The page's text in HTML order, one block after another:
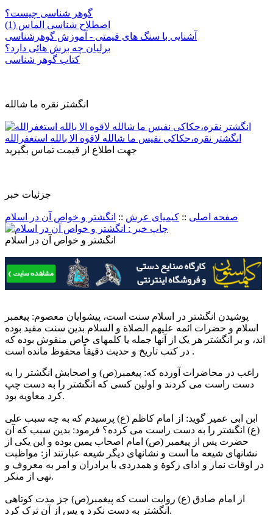
گوهر شناسی چیست؟
اصطلاح شناسی الماس (1)
آشنایی با سنگ های قیمتی - آموزش گوهرشناسی
برلیان چه برش هائی دارد؟
کتاب گوهر شناسی
انگشتر نقره ما شالله
انگشتر نقره،حکاکی نفیس ما شالله لاقوه الا بالله استغفرالله
جهت اطلاع از قیمت تماس بگیرید
جزئيات خبر
صفحه اصلی :: کیمیای عرش :: انگشتر و خواص آن در اسلام
انگشتر و خواص آن در اسلام
پوشیدن انگشتر در اسلام سنت است، پیشوایان معصوم: پیغمبر
اسلام و حضرات ائمه علیهم الصلاة و السلام بدین سنت مقید بوده
اند، و بر انگشتر هر یک از آنها جمله یا کلمهاى خاص منقوش بوده که
در کتب تاریخ و حدیث دقیقاً محفوظ مانده است .
راغب در محاضرات آورده که: پیغمبر(ص) و اصحابش انگشتر را به
دست راست مى کردند و اولین کسى که انگشتر را به دست چپ
کرد معاویه بود.
ابن ابى عمیر گوید: از امام کاظم (ع) پرسیدم که به چه سبب على
(ع) انگشتر را به دست راست مى کرده؟ فرمود: بدین سبب که آن
حضرت پس از پیغمبر (ص) امام اصحاب یمین بوده و این یکى از
نشانهاى شیعه ما است و نشانهاى دیگر شیعه عبارتند از: مواظبت
در اوقات نماز و اداى زکوة و همدردى با برادران و امر به معروف و
نهى از منکر.
از امام صادق (ع) روایت است که پیغمبر(ص) جز مدت کوتاهى
انگشتر به دست نکرد و پس از آن ترک کرد.